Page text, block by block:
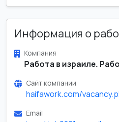
Информация о
Компания
Работа в израиле.
Сайт компании
haifawork.com/
Email